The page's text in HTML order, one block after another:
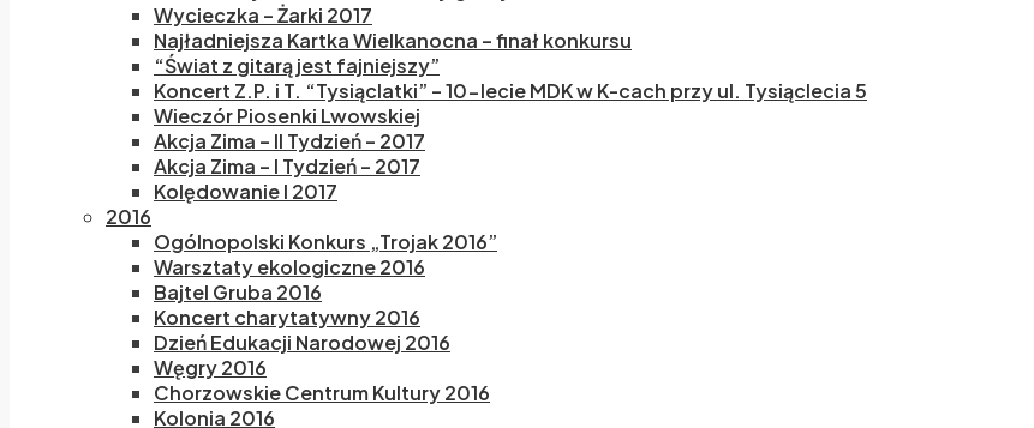
Wycieczka – Żarki 2017
Najładniejsza Kartka Wielkanocna – finał konkursu
“Świat z gitarą jest fajniejszy”
Koncert Z.P. i T. “Tysiąclatki” – 10-lecie MDK w K-cach przy ul. Tysiąclecia 5
Wieczór Piosenki Lwowskiej
Akcja Zima – II Tydzień – 2017
Akcja Zima – I Tydzień – 2017
Kolędowanie I 2017
2016
Ogólnopolski Konkurs „Trojak 2016”
Warsztaty ekologiczne 2016
Bajtel Gruba 2016
Koncert charytatywny 2016
Dzień Edukacji Narodowej 2016
Węgry 2016
Chorzowskie Centrum Kultury 2016
Kolonia 2016